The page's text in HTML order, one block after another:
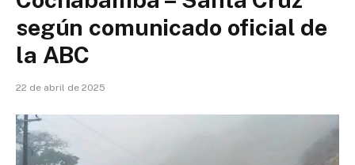
según comunicado oficial de
la ABC
22 de abril de 2025